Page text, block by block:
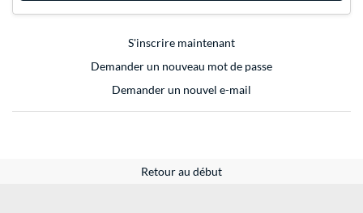
S'inscrire maintenant
Demander un nouveau mot de passe
Demander un nouvel e-mail
Retour au début